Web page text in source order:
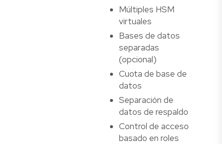
Múltiples HSM
virtuales
Bases de datos
separadas
(opcional)
Cuota de base de
datos
Separación de
datos de respaldo
Control de acceso
basado en roles